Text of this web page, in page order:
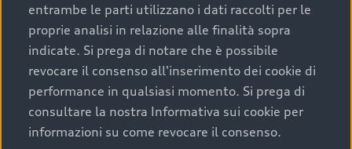
efficienza meccanica: motore, trasmissione e
componenti principali in ottimo stato garantiscono
prestazioni affidabili e sicure.
Acquistare un’auto usata in una Concessionaria ufficiale
Audi che offre l’usato garantito tramite Audi Prima
Scelta :plus, significa affidarsi ad un prodotto che viene
sottoposto a 110 controlli approfonditi e coperto da
entrambe le parti utilizzano i dati raccolti per le
proprie analisi in relazione alle finalità sopra
indicate. Si prega di notare che è possibile
revocare il consenso all'inserimento dei cookie di
performance in qualsiasi momento. Si prega di
consultare la nostra Informativa sui cookie per
informazioni su come revocare il consenso.